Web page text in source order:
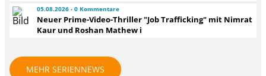
05.08.2026 - 0 Kommentare
Neuer Prime-Video-Thriller "Job Trafficking" mit Nimrat
Kaur und Roshan Mathew i
MEHR SERIENNEWS